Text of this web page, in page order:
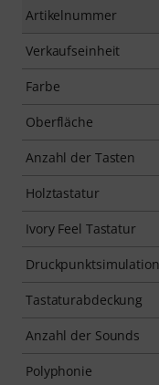
Artikelnummer
Verkaufseinheit
Farbe
Oberfläche
Anzahl der Tasten
Holztastatur
Ivory Feel Tastatur
Druckpunktsimulation
Tastaturabdeckung
Anzahl der Sounds
Polyphonie